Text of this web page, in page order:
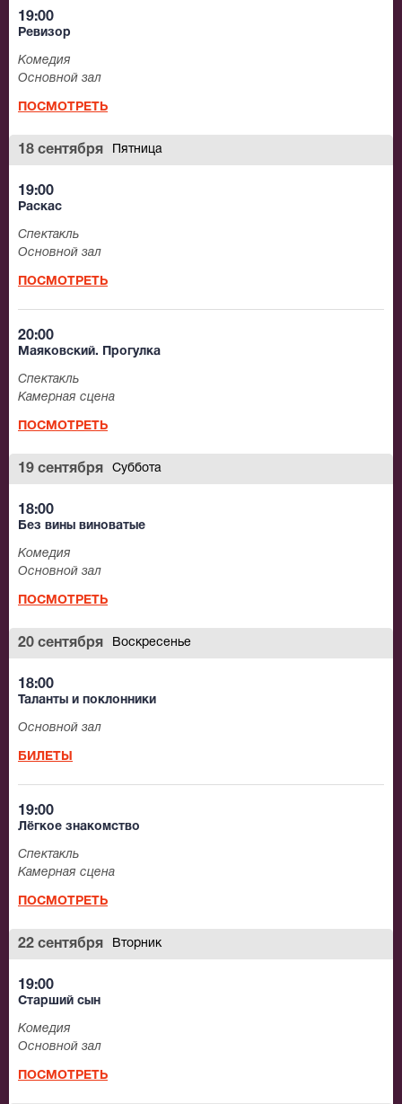
19:00
Ревизор
Комедия
Основной зал
ПОСМОТРЕТЬ
18 сентября Пятница
19:00
Раскас
Спектакль
Основной зал
ПОСМОТРЕТЬ
20:00
Маяковский. Прогулка
Спектакль
Камерная сцена
ПОСМОТРЕТЬ
19 сентября Суббота
18:00
Без вины виноватые
Комедия
Основной зал
ПОСМОТРЕТЬ
20 сентября Воскресенье
18:00
Таланты и поклонники
Основной зал
БИЛЕТЫ
19:00
Лёгкое знакомство
Спектакль
Камерная сцена
ПОСМОТРЕТЬ
22 сентября Вторник
19:00
Старший сын
Комедия
Основной зал
ПОСМОТРЕТЬ